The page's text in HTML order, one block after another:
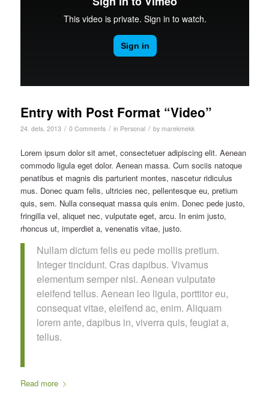
Entry with Post Format “Video”
24. dets. 2013 / 0 Comments / in Personal / by marekmekk
Lorem ipsum dolor sit amet, consectetuer adipiscing elit. Aenean
commodo ligula eget dolor. Aenean massa. Cum sociis natoque
penatibus et magnis dis parturient montes, nascetur ridiculus
mus. Donec quam felis, ultricies nec, pellentesque eu, pretium
quis, sem. Nulla consequat massa quis enim. Donec pede justo,
fringilla vel, aliquet nec, vulputate eget, arcu. In enim justo,
rhoncus ut, imperdiet a, venenatis vitae, justo.
Nullam dictum felis eu pede mollis pretium.
Integer tincidunt. Cras dapibus. Vivamus
elementum semper nisi. Aenean vulputate
eleifend tellus. Aenean leo ligula, porttitor eu,
consequat vitae, eleifend ac, enim. Aliquam
lorem ante, dapibus in, viverra quis, feugiat a,
tellus.
Read more